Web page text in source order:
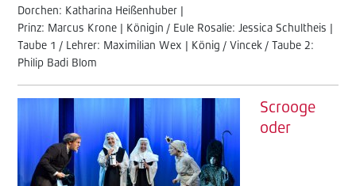
Dorchen: Katharina Heißenhuber |
Prinz: Marcus Krone | Königin / Eule Rosalie: Jessica Schultheis |
Taube 1 / Lehrer: Maximilian Wex | König / Vincek / Taube 2:
Philip Badi Blom
Scrooge
oder